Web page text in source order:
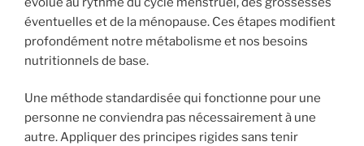
éventuelles et de la ménopause. Ces étapes modifient
profondément notre métabolisme et nos besoins
nutritionnels de base.
Une méthode standardisée qui fonctionne pour une
personne ne conviendra pas nécessairement à une
autre. Appliquer des principes rigides sans tenir